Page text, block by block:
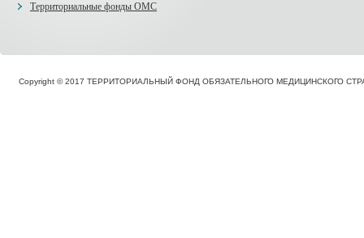
Территориальные фонды ОМС
Copyright © 2017 ТЕРРИТОРИАЛЬНЫЙ ФОНД ОБЯЗАТЕЛЬНОГО МЕДИЦИНСКОГО